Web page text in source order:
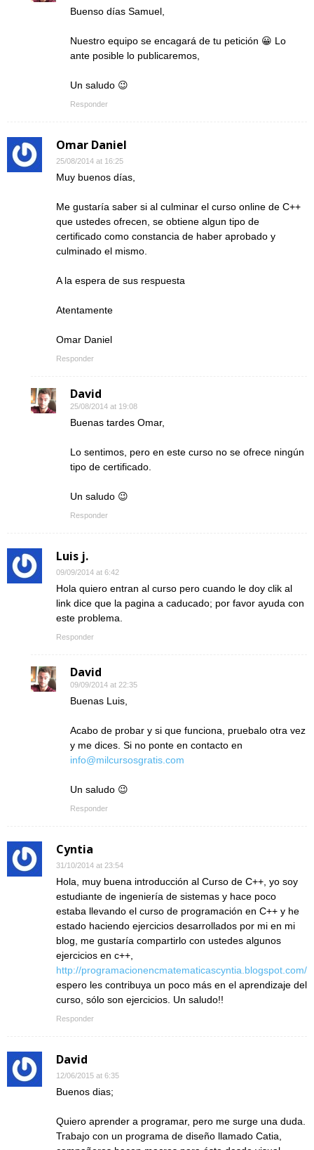
Buenso días Samuel,
Nuestro equipo se encagará de tu petición 😀 Lo
ante posible lo publicaremos,
Un saludo 😉
Responder
Omar Daniel
25/08/2014 at 16:25
Muy buenos días,
Me gustaría saber si al culminar el curso online de C++
que ustedes ofrecen, se obtiene algun tipo de
certificado como constancia de haber aprobado y
culminado el mismo.
A la espera de sus respuesta
Atentamente
Omar Daniel
Responder
David
25/08/2014 at 19:08
Buenas tardes Omar,
Lo sentimos, pero en este curso no se ofrece ningún
tipo de certificado.
Un saludo 😉
Responder
Luis j.
09/09/2014 at 6:42
Hola quiero entran al curso pero cuando le doy clik al
link dice que la pagina a caducado; por favor ayuda con
este problema.
Responder
David
09/09/2014 at 22:35
Buenas Luis,
Acabo de probar y si que funciona, pruebalo otra vez
y me dices. Si no ponte en contacto en
info@milcursosgratis.com
Un saludo 😉
Responder
Cyntia
31/10/2014 at 23:54
Hola, muy buena introducción al Curso de C++, yo soy
estudiante de ingeniería de sistemas y hace poco
estaba llevando el curso de programación en C++ y he
estado haciendo ejercicios desarrollados por mi en mi
blog, me gustaría compartirlo con ustedes algunos
ejercicios en c++,
http://programacionencmatematicascyntia.blogspot.com/
espero les contribuya un poco más en el aprendizaje del
curso, sólo son ejercicios. Un saludo!!
Responder
David
12/06/2015 at 6:35
Buenos dias;
Quiero aprender a programar, pero me surge una duda.
Trabajo con un programa de diseño llamado Catia,